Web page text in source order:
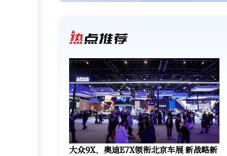
大众9X、奥迪E7X领衔北京车展 新战略新